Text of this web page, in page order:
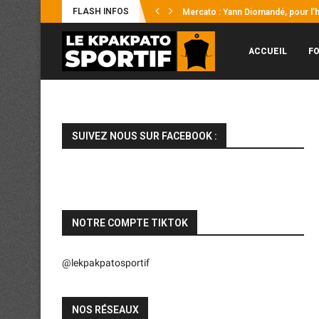
FLASH INFOS Mercato : Yann Diomandé, pour
Afrobasket U18 2026 : Les
UFOA-B : les Éléphanteaux
Supercoupe Félix Houphouët-
ACCUEIL
SUIVEZ NOUS SUR FACEBOOK :
NOTRE COMPTE TIKTOK
@lekpakpatosportif
NOS RÉSEAUX